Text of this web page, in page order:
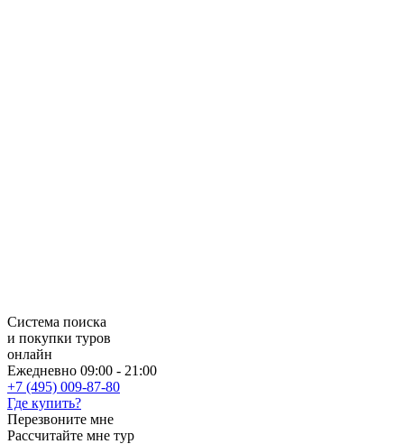
Система поиска
и покупки туров
онлайн
Ежедневно 09:00 - 21:00
+7 (495) 009-87-80
Где купить?
Перезвоните мне
Рассчитайте мне тур